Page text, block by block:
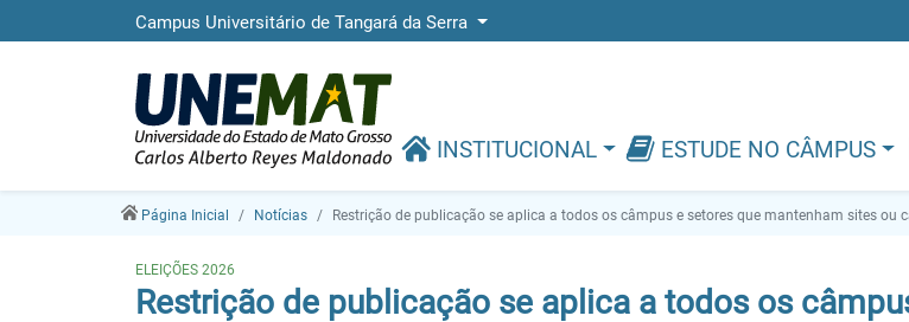
Campus Universitário de Tangará da Serra
INSTITUCIONAL ESTUDE NO CÂMPUS
Página Inicial Notícias Restrição de publicação se aplica a todos os câmpus e setores que mantenham sites
ELEIÇÕES 2026
Restrição de publicação se aplica a todos os